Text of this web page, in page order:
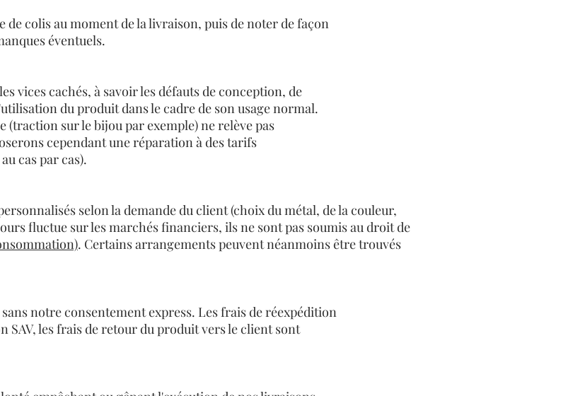
colis au moment de la livraison, puis de noter de façon
éventuels.
vices cachés, à savoir les défauts de conception, de
du produit dans le cadre de son usage normal.
(traction sur le bijou par exemple) ne relève pas
cependant une réparation à des tarifs
cas par cas).
selon la demande du client (choix du métal, de la couleur,
fluctue sur les marchés financiers, ils ne sont pas soumis au droit de
. Certains arrangements peuvent néanmoins être trouvés
notre consentement express. Les frais de réexpédition
SAV, les frais de retour du produit vers le client sont